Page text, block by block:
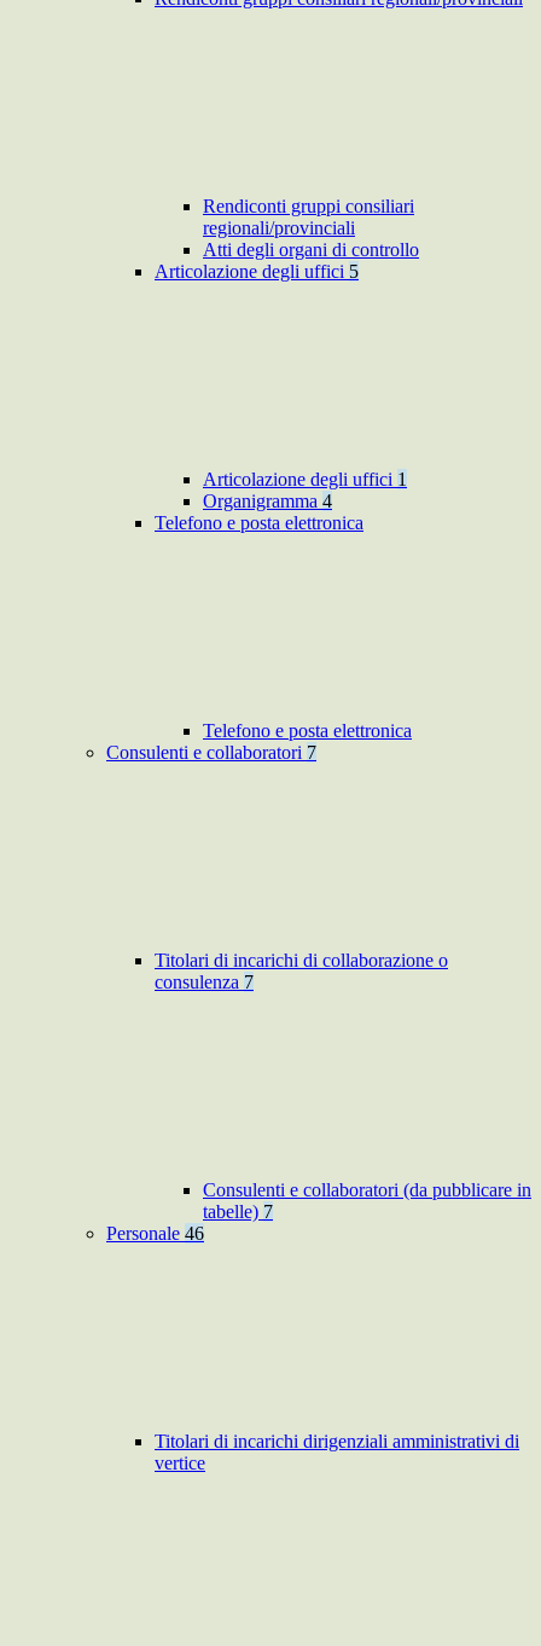
Rendiconti gruppi consiliari
regionali/provinciali
Atti degli organi di controllo
Articolazione degli uffici 5
Articolazione degli uffici 1
Organigramma 4
Telefono e posta elettronica
Telefono e posta elettronica
Consulenti e collaboratori 7
Titolari di incarichi di collaborazione o
consulenza 7
Consulenti e collaboratori (da pubblicare in
tabelle) 7
Personale 46
Titolari di incarichi dirigenziali amministrativi di
vertice